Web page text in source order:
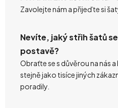
Zavolejte nám a přijeďte si
Nevíte, jaký střih šatů
postavě?
Obraťte se s důvěrou na nás
stejně jako tisíce jiných
poradily.